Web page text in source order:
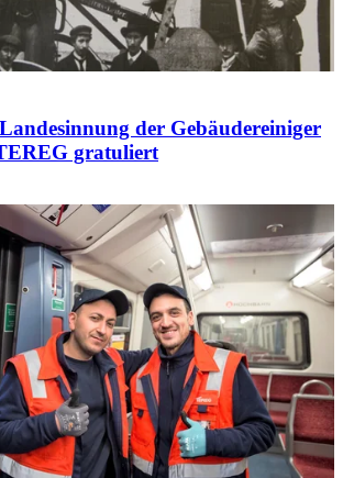
der Gebäudereiniger
gratuliert